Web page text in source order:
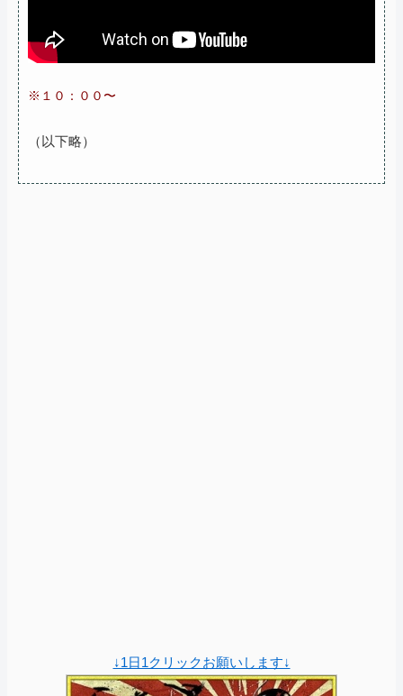
※１０：００〜
（以下略）
↓1日1クリックお願いします↓